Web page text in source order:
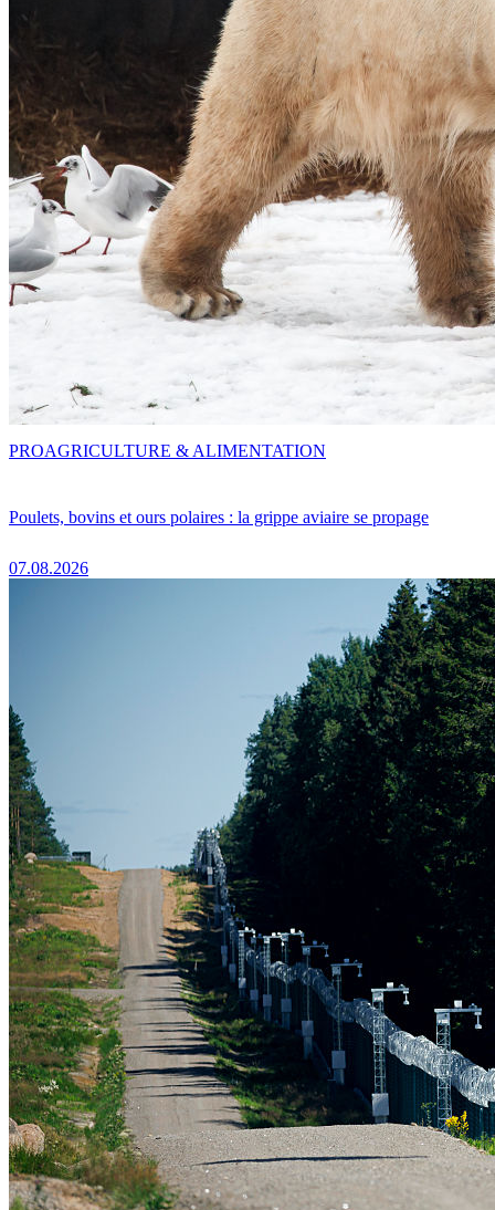
Poulets, bovins et ours polaires : la grippe aviaire se propage
07.08.2026
PROAGRICULTURE & ALIMENTATION